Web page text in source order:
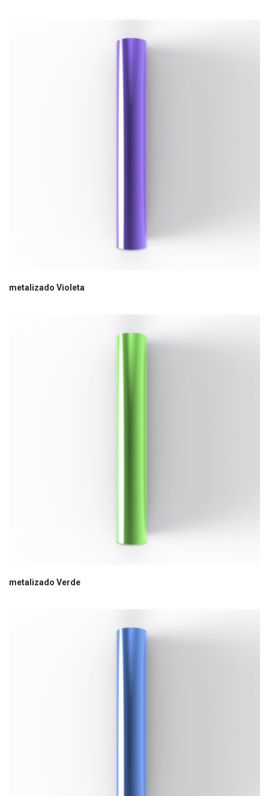
metalizado Violeta
metalizado Verde